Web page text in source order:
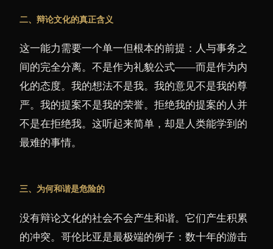
二、辩论文化的真正含义
这一能力需要一个单一但根本的前提：人与事务之
间的完全分离。不是作为礼貌公式——而是作为内
化的态度。我的想法不是我。我的意见不是我的尊
严。我的提案不是我的荣誉。拒绝我的提案的人并
不是在拒绝我。这听起来简单，却是人类能学到的
最难的事情。
三、为何和谐是危险的
没有辩论文化的社会不会产生和谐。它们产生积累
的冲突。哥伦比亚是最极端的例子：数十年的游击